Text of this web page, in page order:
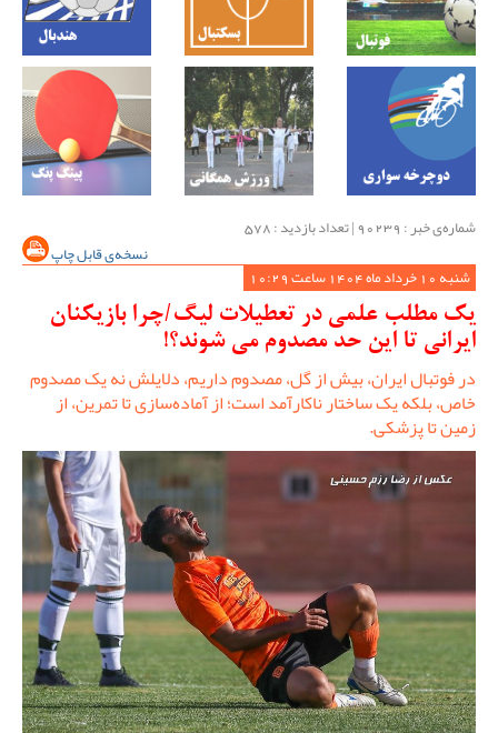
شماره‌ی خبر : ‌90239 | تعداد بازدید : 578
نسخه‌ی قابل چاپ
شنبه 10 خرداد ماه 1404 ساعت 10:29
یک مطلب علمی در تعطیلات لیگ/چرا بازیکنان
ایرانی تا این حد مصدوم می شوند؟!
در فوتبال ایران، بیش از گل، مصدوم داریم، دلایلش نه یک مصدوم
خاص، بلکه یک ساختار ناکارآمد است؛ از آماده‌سازی تا تمرین، از
زمین تا پزشکی.